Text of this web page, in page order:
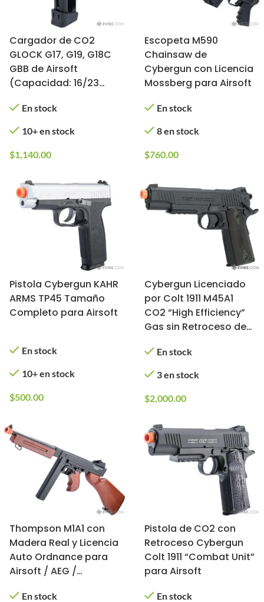
Cargador de CO2
GLOCK G17, G19, G18C
GBB de Airsoft
(Capacidad: 16/23
En stock
10+ en stock
$1,140.00
Escopeta M590
Chainsaw de
Cybergun con Licencia
Mossberg para Airsoft
En stock
8 en stock
$760.00
Pistola Cybergun KAHR
ARMS TP45 Tamaño
Completo para Airsoft
En stock
10+ en stock
$500.00
Cybergun Licenciado
por Colt 1911 M45A1
CO2 “High Efficiency”
Gas sin Retroceso de
Negro)
En stock
3 en stock
$2,000.00
Thompson M1A1 con
Madera Real y Licencia
Auto Ordnance para
Airsoft / AEG /
En stock
Pistola de CO2 con
Retroceso Cybergun
Colt 1911 “Combat Unit”
para Airsoft
En stock